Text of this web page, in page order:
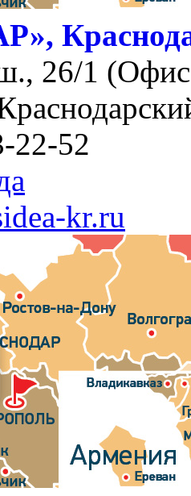
26/1
22-52
kr.ru